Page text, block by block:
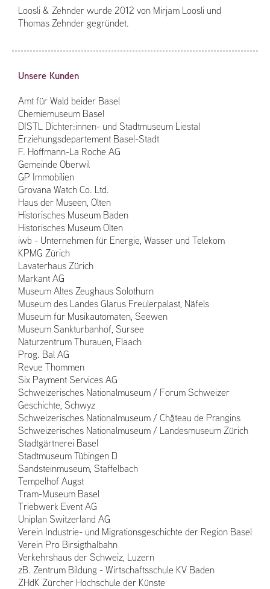
Loosli & Zehnder wurde 2012 von Mirjam Loosli und
Thomas Zehnder gegründet.
Unsere Kunden
Amt für Wald beider Basel
Chemiemuseum Basel
DISTL Dichter:innen- und Stadtmuseum Liestal
Erziehungsdepartement Basel-Stadt
F. Hoffmann-La Roche AG
Gemeinde Oberwil
GP Immobilien
Grovana Watch Co. Ltd.
Haus der Museen, Olten
Historisches Museum Baden
Historisches Museum Olten
iwb - Unternehmen für Energie, Wasser und Telekom
KPMG Zürich
Lavaterhaus Zürich
Markant AG
Museum Altes Zeughaus Solothurn
Museum des Landes Glarus Freulerpalast, Näfels
Museum für Musikautomaten, Seewen
Museum Sankturbanhof, Sursee
Naturzentrum Thurauen, Flaach
Prog. Bal AG
Revue Thommen
Six Payment Services AG
Schweizerisches Nationalmuseum / Forum Schweizer
Geschichte, Schwyz
Schweizerisches Nationalmuseum / Château de Prangins
Schweizerisches Nationalmuseum / Landesmuseum Zürich
Stadtgärtnerei Basel
Stadtmuseum Tübingen D
Sandsteinmuseum, Staffelbach
Tempelhof Augst
Tram-Museum Basel
Triebwerk Event AG
Uniplan Switzerland AG
Verein Industrie- und Migrationsgeschichte der Region Basel
Verein Pro Birsigthalbahn
Verkehrshaus der Schweiz, Luzern
zB. Zentrum Bildung - Wirtschaftsschule KV Baden
ZHdK Zürcher Hochschule der Künste